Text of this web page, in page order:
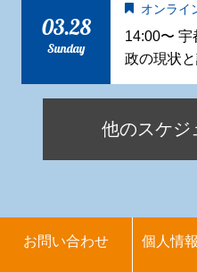
03.28
Sunday
オンライ
14:00〜
政の現状と
他のスケジ
お問い合わせ 個人情